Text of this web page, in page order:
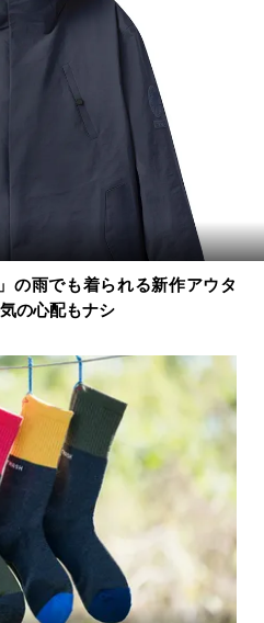
の雨でも着られる新作アウタ
の心配もナシ